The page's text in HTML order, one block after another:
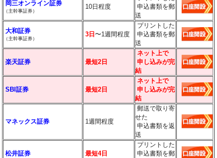
岡三オンライン証券
（主幹事証券）
10日程度
申込書類を郵
送
大和証券
（主幹事証券）
3日〜1週間程度
プリントした
申込書類を郵
送
楽天証券 最短2日
ネット上で
申し込みが完
結
SBI証券 最短2日
ネット上で
申し込みが完
結
マネックス証券 1週間程度
郵送で取り寄
せた
申込書類を返
送
松井証券 最短4日
プリントした
申込書類を郵